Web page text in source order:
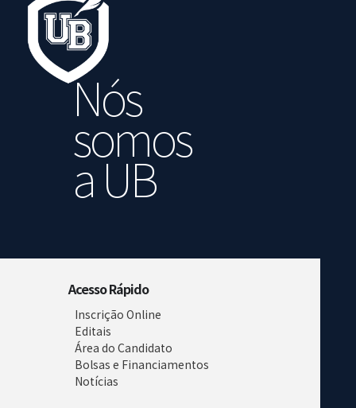
Nós
somos
a UB
Acesso Rápido
Inscrição Online
Editais
Área do Candidato
Bolsas e Financiamentos
Notícias